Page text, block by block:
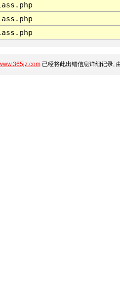
已经将此出错信息详细记录,